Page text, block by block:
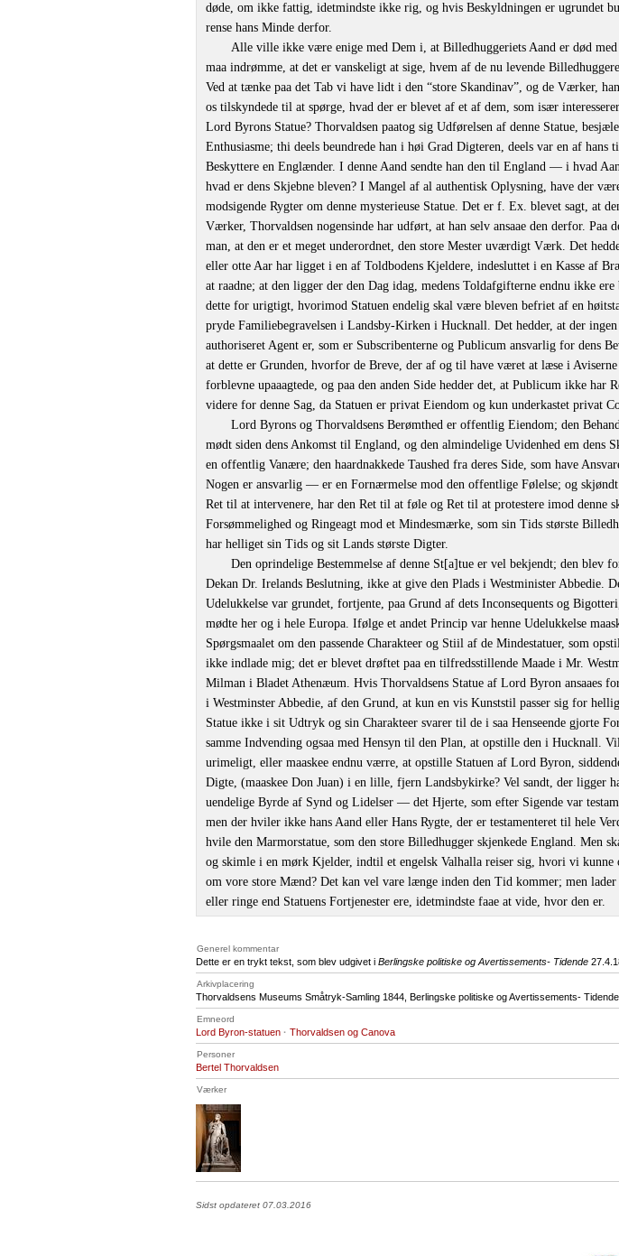
døde, om ikke fattig, idetmindste ikke rig, og hvis Beskyldningen er ugrundet
rense hans Minde derfor.
Alle ville ikke være enige med Dem i, at Billedhuggeriets Aand er død
maa indrømme, at det er vanskeligt at sige, hvem af de nu levende
Ved at tænke paa det Tab vi have lidt i den “store Skandinav”, og de Værker,
os tilskyndede til at spørge, hvad der er blevet af et af dem, som især
Lord Byrons Statue? Thorvaldsen paatog sig Udførelsen af denne Statue,
Enthusiasme; thi deels beundrede han i høi Grad Digteren, deels var en af hans
Beskyttere en Englænder. I denne Aand sendte han den til England — i hvad
hvad er dens Skjebne bleven? I Mangel af al authentisk Oplysning, have der
modsigende Rygter om denne mysterieuse Statue. Det er f. Ex. blevet sagt, at
Værker, Thorvaldsen nogensinde har udført, at han selv ansaae den derfor. Paa
man, at den er et meget underordnet, den store Mester uværdigt Værk. Det
eller otte Aar har ligget i en af Toldbodens Kjeldere, indesluttet i en Kasse af
at raadne; at den ligger der den Dag idag, medens Toldafgifterne endnu ikke
dette for urigtigt, hvorimod Statuen endelig skal være bleven befriet af en
pryde Familiebegravelsen i Landsby-Kirken i Hucknall. Det hedder, at der
authoriseret Agent er, som er Subscribenterne og Publicum ansvarlig for dens
at dette er Grunden, hvorfor de Breve, der af og til have været at læse i Aviserne
forblevne upaaagtede, og paa den anden Side hedder det, at Publicum ikke har
videre for denne Sag, da Statuen er privat Eiendom og kun underkastet privat
Lord Byrons og Thorvaldsens Berømthed er offentlig Eiendom; den
mødt siden dens Ankomst til England, og den almindelige Uvidenhed em dens
en offentlig Vanære; den haardnakkede Taushed fra deres Side, som have
Nogen er ansvarlig — er en Fornærmelse mod den offentlige Følelse; og
Ret til at intervenere, har den Ret til at føle og Ret til at protestere imod denne
Forsømmelighed og Ringeagt mod et Mindesmærke, som sin Tids største
har helliget sin Tids og sit Lands største Digter.
Den oprindelige Bestemmelse af denne St[a]tue er vel bekjendt; den blev
Dekan Dr. Irelands Beslutning, ikke at give den Plads i Westminister Abbedie.
Udelukkelse var grundet, fortjente, paa Grund af dets Inconsequents og
mødte her og i hele Europa. Ifølge et andet Princip var henne Udelukkelse
Spørgsmaalet om den passende Charakteer og Stiil af de Mindestatuer, som
ikke indlade mig; det er blevet drøftet paa en tilfredsstillende Maade i Mr.
Milman i Bladet Athenæum. Hvis Thorvaldsens Statue af Lord Byron ansaaes
i Westminster Abbedie, af den Grund, at kun en vis Kunststil passer sig for
Statue ikke i sit Udtryk og sin Charakteer svarer til de i saa Henseende gjorte
samme Indvending ogsaa med Hensyn til den Plan, at opstille den i Hucknall.
urimeligt, eller maaskee endnu værre, at opstille Statuen af Lord Byron,
Digte, (maaskee Don Juan) i en lille, fjern Landsbykirke? Vel sandt, der ligger
uendelige Byrde af Synd og Lidelser — det Hjerte, som efter Sigende var
men der hviler ikke hans Aand eller Hans Rygte, der er testamenteret til hele
hvile den Marmorstatue, som den store Billedhugger skjenkede England. Men
og skimle i en mørk Kjelder, indtil et engelsk Valhalla reiser sig, hvori vi kunne
om vore store Mænd? Det kan vel vare længe inden den Tid kommer; men
eller ringe end Statuens Fortjenester ere, idetmindste faae at vide, hvor den er.
Generel kommentar
Dette er en trykt tekst, som blev udgivet i Berlingske politiske og Avertissements- Tidende
Arkivplacering
Thorvaldsens Museums Småtryk-Samling 1844, Berlingske politiske og Avertissements- Tidende
Emneord
Lord Byron-statuen · Thorvaldsen og Canova
Personer
Bertel Thorvaldsen
Værker
Sidst opdateret 07.03.2016